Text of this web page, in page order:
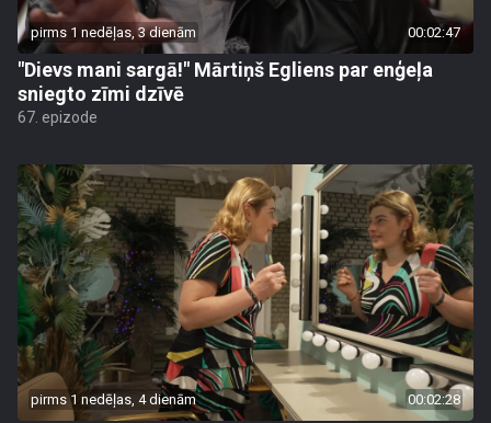
pirms 1 nedēļas, 3 dienām 00:02:47
"Dievs mani sargā!" Mārtiņš Egliens par enģeļa
sniegto zīmi dzīvē
67. epizode
pirms 1 nedēļas, 4 dienām 00:02:28